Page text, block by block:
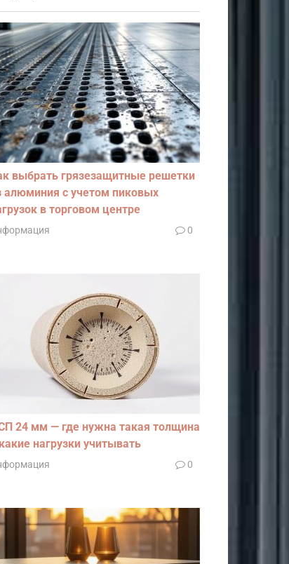
выбрать грязезащитные решетки
алюминия с учетом пиковых
в торговом центре
0
24 мм — где нужна такая толщина
нагрузки учитывать
0